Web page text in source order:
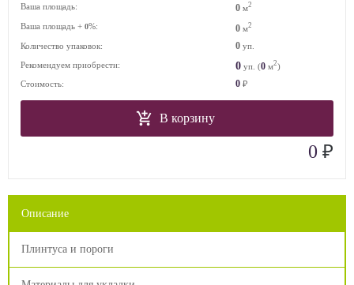
Ваша площадь: 0 м2
Ваша площадь + 0%: 0 м2
Количество упаковок: 0 уп.
Рекомендуем приобрести:
0 уп. (0 м2)
Стоимость:
0 ₽
В корзину
0 ₽
Описание
Плинтуса и пороги